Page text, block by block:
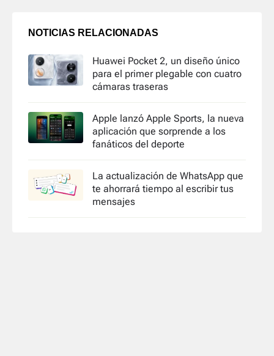
NOTICIAS RELACIONADAS
Huawei Pocket 2, un diseño único
para el primer plegable con cuatro
cámaras traseras
Apple lanzó Apple Sports, la nueva
aplicación que sorprende a los
fanáticos del deporte
La actualización de WhatsApp que
te ahorrará tiempo al escribir tus
mensajes